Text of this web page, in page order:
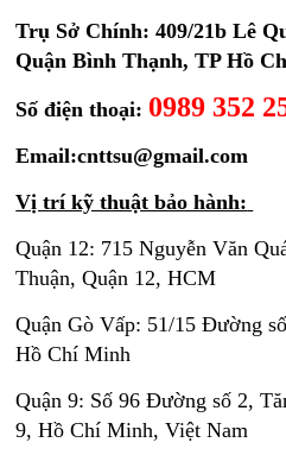
Trụ Sở Chính: 409/21b Lê
Quận Bình Thạnh, TP Hồ
Số điện thoại: 0989 352
Email:cnttsu@gmail.com
Vị trí kỹ thuật bảo hành:
Quận 12: 715 Nguyễn Văn
Thuận, Quận 12, HCM
Quận Gò Vấp: 51/15 Đường
Hồ Chí Minh
Quận 9: Số 96 Đường số 2,
9, Hồ Chí Minh, Việt Nam